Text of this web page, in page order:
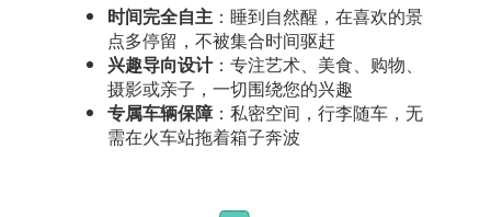
时间完全自主 ：睡到自然醒，在喜欢的景
点多停留，不被集合时间驱赶
兴趣导向设计：专注艺术、美食、购物、
摄影或亲子，一切围绕您的兴趣
专属车辆保障 ：私密空间，行李随车，无
需在火车站拖着箱子奔波